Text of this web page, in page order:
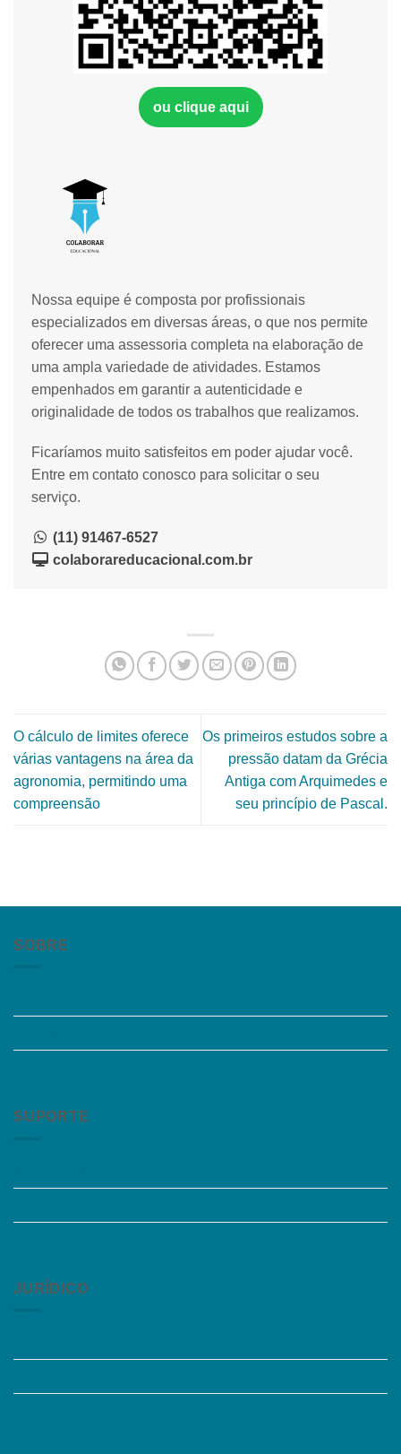
Nossa equipe é composta por profissionais
especializados em diversas áreas, o que nos permite
oferecer uma assessoria completa na elaboração de
uma ampla variedade de atividades. Estamos
empenhados em garantir a autenticidade e
originalidade de todos os trabalhos que realizamos.
Ficaríamos muito satisfeitos em poder ajudar você.
Entre em contato conosco para solicitar o seu
serviço.
(11) 91467-6527
colaborareducacional.com.br
ou clique aqui
O cálculo de limites oferece
várias vantagens na área da
agronomia, permitindo uma
compreensão
Os primeiros estudos sobre a
pressão datam da Grécia
Antiga com Arquimedes e
seu princípio de Pascal.
SOBRE
SUPORTE
JURÍDICO